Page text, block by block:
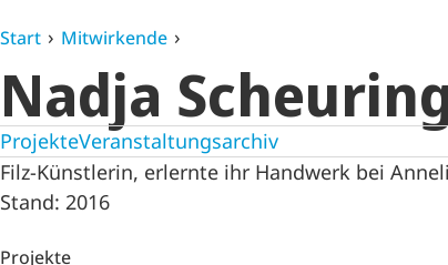
Start Mitwirkende
Nadja
ProjekteVeranstaltungsarchiv
Filz-Künstlerin, erlernte ihr Handwerk bei
Stand: 2016
Projekte